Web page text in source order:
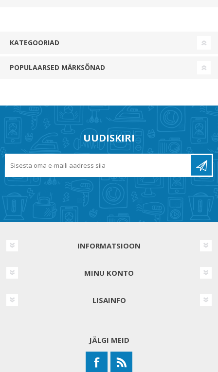
KATEGOORIAD
POPULAARSED MÄRKSÕNAD
UUDISKIRI
INFORMATSIOON
MINU KONTO
LISAINFO
JÄLGI MEID